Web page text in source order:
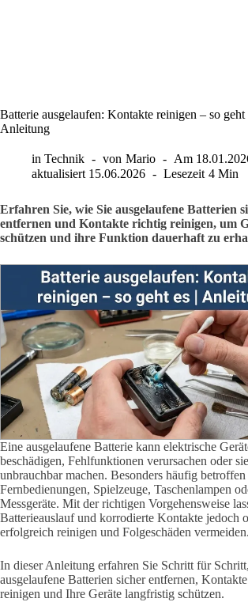
Batterie ausgelaufen: Kontakte reinigen – so geht
Anleitung
in Technik von Mario Am
aktualisiert 15.06.2026 Lesezeit 4 Min
Erfahren Sie, wie Sie ausgelaufene Batterien
entfernen und Kontakte richtig reinigen, um
schützen und ihre Funktion dauerhaft zu
Eine ausgelaufene Batterie kann elektrische
beschädigen, Fehlfunktionen verursachen oder
unbrauchbar machen. Besonders häufig betroffen
Fernbedienungen, Spielzeuge, Taschenlampen
Messgeräte. Mit der richtigen Vorgehensweise
Batterieauslauf und korrodierte Kontakte jedoch
erfolgreich reinigen und Folgeschäden vermeiden.
In dieser Anleitung erfahren Sie Schritt für
ausgelaufene Batterien sicher entfernen,
reinigen und Ihre Geräte langfristig schützen.